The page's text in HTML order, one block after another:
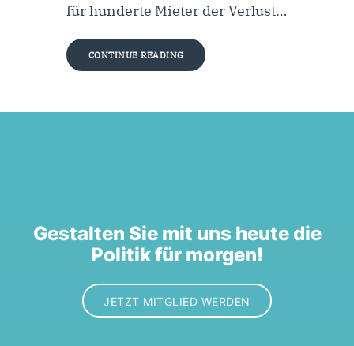
für hunderte Mieter der Verlust…
CONTINUE READING
Gestalten Sie mit uns heute die
Politik für morgen!
JETZT MITGLIED WERDEN